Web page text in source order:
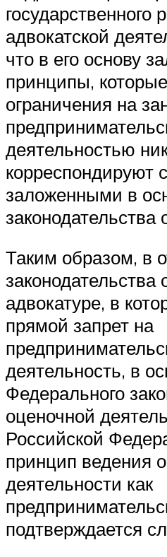
государственного
адвокатской
что в его основу
принципы,
ограничения на
деятельностью
корреспондируют
заложенными в
законодательства
Таким образом, в
законодательства
адвокатуре, в
прямой запрет на
деятельность, в
Федерального
оценочной
Российской
принцип ведения
деятельности как
подтверждается